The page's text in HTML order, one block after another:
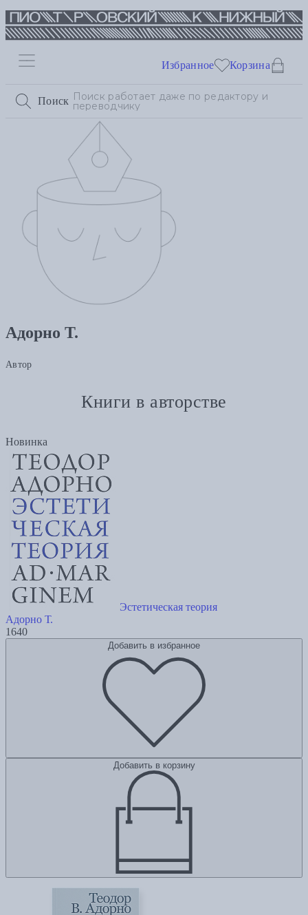
Поиск
Избранное Корзина
Адорно Т.
Автор
Книги в авторстве
Новинка
Эстетическая теория
Адорно Т.
1640
Добавить в избранное
Добавить в корзину